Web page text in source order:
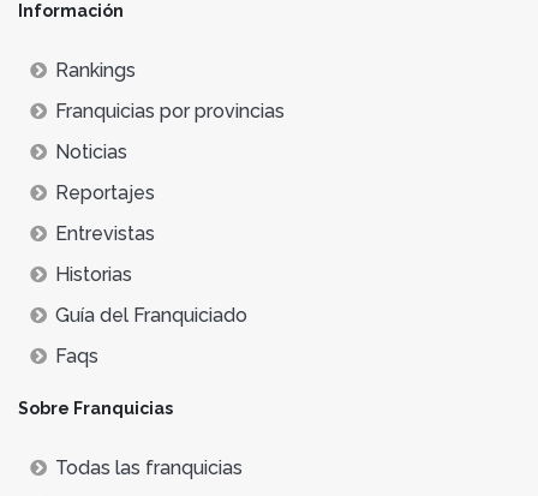
Información
Rankings
Franquicias por provincias
Noticias
Reportajes
Entrevistas
Historias
Guía del Franquiciado
Faqs
Sobre Franquicias
Todas las franquicias